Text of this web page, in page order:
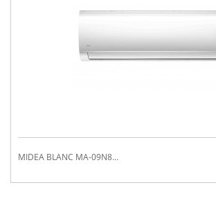
MIDEA BLANC MA-09N8...